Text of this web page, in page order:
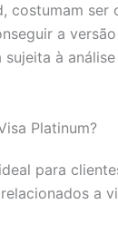
costumam
a
à
Platinum?
para
a